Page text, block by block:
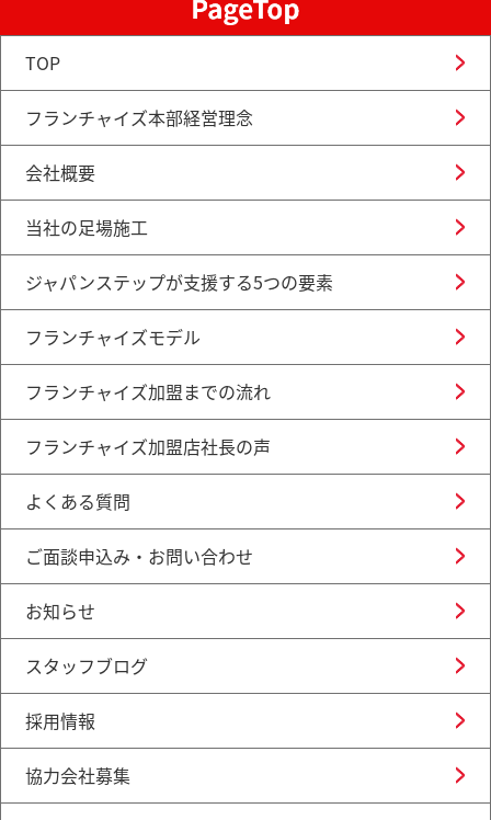
TOP
フランチャイズ本部経営理念
会社概要
当社の足場施工
ジャパンステップが支援する5つの要素
フランチャイズモデル
フランチャイズ加盟までの流れ
フランチャイズ加盟店社長の声
よくある質問
ご面談申込み・お問い合わせ
お知らせ
スタッフブログ
採用情報
協力会社募集